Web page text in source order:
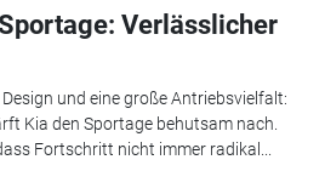
Verlässlicher
und eine große Antriebsvielfalt:
Kia den Sportage behutsam nach.
Fortschritt nicht immer radikal...